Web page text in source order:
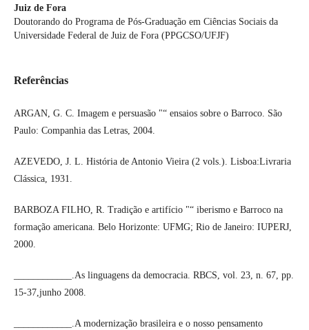
Juiz de Fora
Doutorando do Programa de Pós-Graduação em Ciências Sociais da
Universidade Federal de Juiz de Fora (PPGCSO/UFJF)
Referências
ARGAN, G. C. Imagem e persuasão "“ ensaios sobre o Barroco. São
Paulo: Companhia das Letras, 2004.
AZEVEDO, J. L. História de Antonio Vieira (2 vols.). Lisboa:Livraria
Clássica, 1931.
BARBOZA FILHO, R. Tradição e artifício "“ iberismo e Barroco na
formação americana. Belo Horizonte: UFMG; Rio de Janeiro: IUPERJ,
2000.
____________.As linguagens da democracia. RBCS, vol. 23, n. 67, pp.
15-37,junho 2008.
____________.A modernização brasileira e o nosso pensamento